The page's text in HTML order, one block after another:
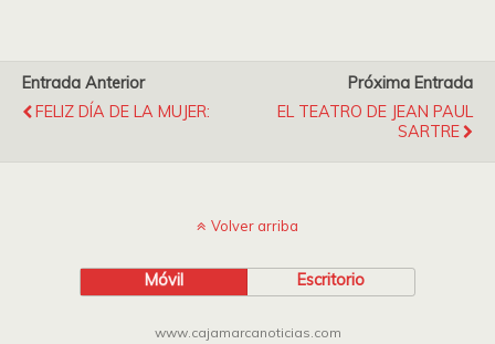
Entrada Anterior
FELIZ DÍA DE LA MUJER:
Próxima Entrada
EL TEATRO DE JEAN PAUL
SARTRE
Volver arriba
Móvil Escritorio
www.cajamarcanoticias.com